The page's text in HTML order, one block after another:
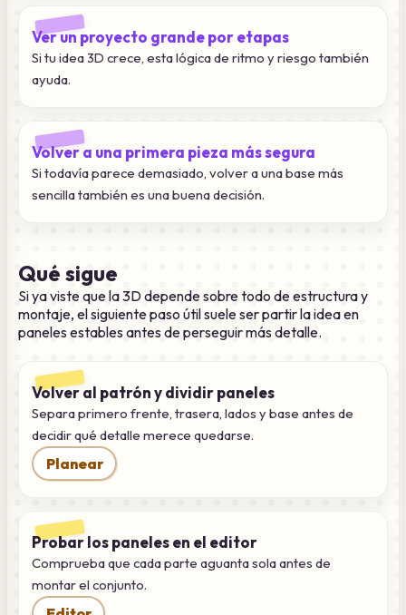
Ver un proyecto grande por etapas
Si tu idea 3D crece, esta lógica de ritmo y riesgo también
ayuda.
Volver a una primera pieza más segura
Si todavía parece demasiado, volver a una base más
sencilla también es una buena decisión.
Qué sigue
Si ya viste que la 3D depende sobre todo de estructura y
montaje, el siguiente paso útil suele ser partir la idea en
paneles estables antes de perseguir más detalle.
Volver al patrón y dividir paneles
Separa primero frente, trasera, lados y base antes de
decidir qué detalle merece quedarse.
Planear
Probar los paneles en el editor
Comprueba que cada parte aguanta sola antes de
montar el conjunto.